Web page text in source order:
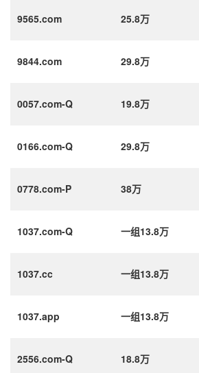
9565.com 25.8万
9844.com 29.8万
0057.com-Q 19.8万
0166.com-Q 29.8万
0778.com-P 38万
1037.com-Q 一组13.8万
1037.cc 一组13.8万
1037.app 一组13.8万
2556.com-Q 18.8万